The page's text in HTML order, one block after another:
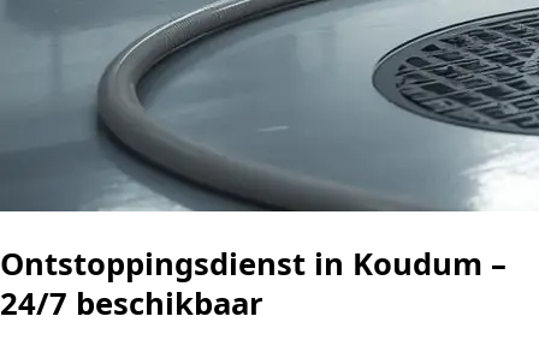
Ontstoppingsdienst in Koudum –
24/7 beschikbaar